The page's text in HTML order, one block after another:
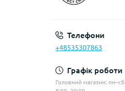
Телефони
+48535307863
Графік роботи
Головний магазин: пн–сб